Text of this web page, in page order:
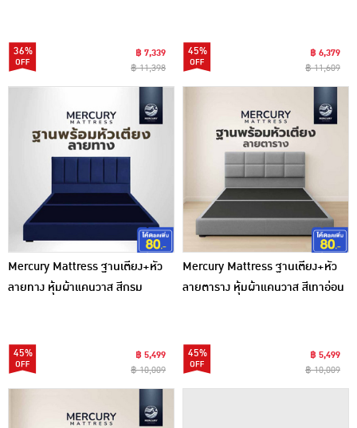
36%
฿ 7,339
฿ 11,398
45%
฿ 6,379
฿ 11,609
Mercury Mattress ฐานเตียง+หัว
ลายทาง หุ้มผ้าแคนวาส สีกรม
45%
฿ 5,499
฿ 10,009
Mercury Mattress ฐานเตียง+หัว
ลายตาราง หุ้มผ้าแคนวาส สีเทาอ่อน
45%
฿ 5,499
฿ 10,009